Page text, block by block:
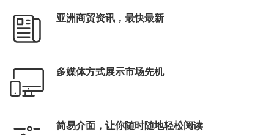
亚洲商贸资讯，最快最新
多媒体方式展示市场先机
简易介面，让你随时随地轻松阅读